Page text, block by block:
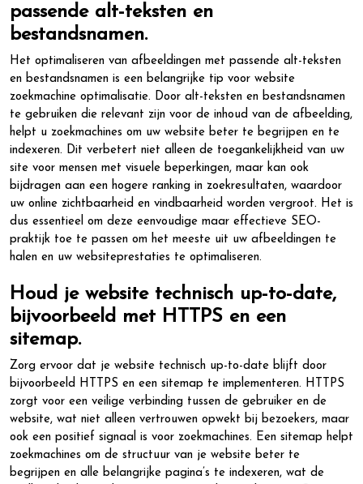
passende alt-teksten en
bestandsnamen.
Het optimaliseren van afbeeldingen met passende alt-teksten
en bestandsnamen is een belangrijke tip voor website
zoekmachine optimalisatie. Door alt-teksten en bestandsnamen
te gebruiken die relevant zijn voor de inhoud van de afbeelding,
helpt u zoekmachines om uw website beter te begrijpen en te
indexeren. Dit verbetert niet alleen de toegankelijkheid van uw
site voor mensen met visuele beperkingen, maar kan ook
bijdragen aan een hogere ranking in zoekresultaten, waardoor
uw online zichtbaarheid en vindbaarheid worden vergroot. Het is
dus essentieel om deze eenvoudige maar effectieve SEO-
praktijk toe te passen om het meeste uit uw afbeeldingen te
halen en uw websiteprestaties te optimaliseren.
Houd je website technisch up-to-date,
bijvoorbeeld met HTTPS en een
sitemap.
Zorg ervoor dat je website technisch up-to-date blijft door
bijvoorbeeld HTTPS en een sitemap te implementeren. HTTPS
zorgt voor een veilige verbinding tussen de gebruiker en de
website, wat niet alleen vertrouwen opwekt bij bezoekers, maar
ook een positief signaal is voor zoekmachines. Een sitemap helpt
zoekmachines om de structuur van je website beter te
begrijpen en alle belangrijke pagina’s te indexeren, wat de